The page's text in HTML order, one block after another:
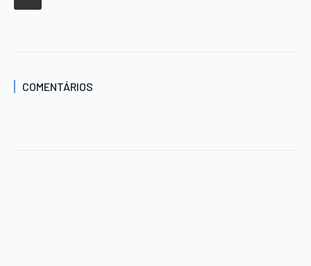
COMENTÁRIOS